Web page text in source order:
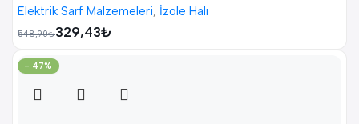
Elektrik Sarf Malzemeleri, İzole Halı
548,90₺329,43₺
- 47%